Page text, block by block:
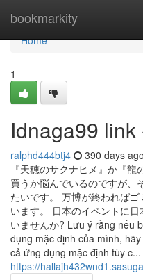
bookmarkity
Home
Home
1
Idnaga99
ralphd444btj4 390 days ago
『天穂のサクナヒメ』か『
買うか悩んでいるのですが、
たいです。 万博が終われば
います。 日本のイベントに
いませんか? Lưu ý rằng nếu
dụng mặc định của mình,
cả ứng dụng mặc định tùy c...
https://